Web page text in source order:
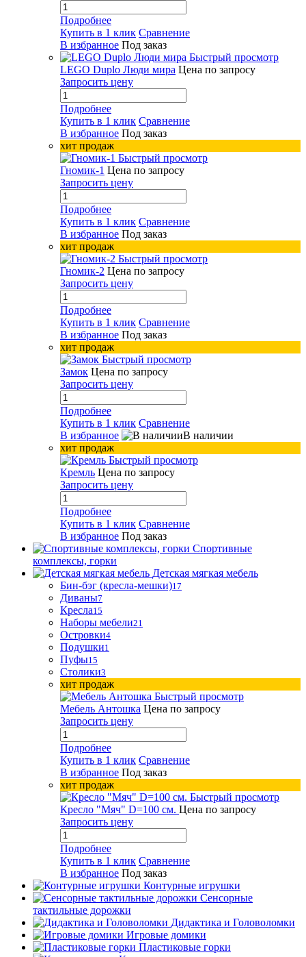
Подробнее
Купить в 1 клик Сравнение
В избранное Под заказ
Быстрый просмотр
LEGO Duplo Люди мира Цена по запросу
Запросить цену
Подробнее
Купить в 1 клик Сравнение
В избранное Под заказ
хит продаж
Быстрый просмотр
Гномик-1 Цена по запросу
Запросить цену
Подробнее
Купить в 1 клик Сравнение
В избранное Под заказ
хит продаж
Быстрый просмотр
Гномик-2 Цена по запросу
Запросить цену
Подробнее
Купить в 1 клик Сравнение
В избранное Под заказ
хит продаж
Быстрый просмотр
Замок Цена по запросу
Запросить цену
Подробнее
Купить в 1 клик Сравнение
В избранное
В наличии
хит продаж
Быстрый просмотр
Кремль Цена по запросу
Запросить цену
Подробнее
Купить в 1 клик Сравнение
В избранное Под заказ
Спортивные
комплексы, горки
Детская мягкая мебель
Бин-бэг (кресла-мешки)17
Диваны7
Кресла15
Наборы мебели21
Островки4
Подушки1
Пуфы15
Столики3
хит продаж
Быстрый просмотр
Мебель Антошка Цена по запросу
Запросить цену
Подробнее
Купить в 1 клик Сравнение
В избранное Под заказ
хит продаж
Быстрый просмотр
Кресло "Мяч" D=100 см. Цена по запросу
Запросить цену
Подробнее
Купить в 1 клик Сравнение
В избранное Под заказ
Контурные игрушки
Сенсорные
тактильные дорожки
Дидактика и Головоломки
Игровые домики
Пластиковые горки